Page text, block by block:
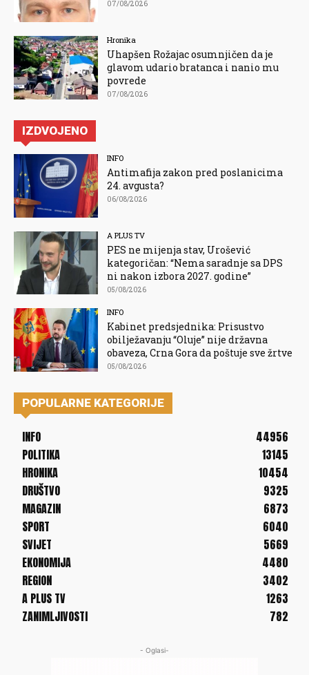
07/08/2026
Hronika
Uhapšen Rožajac osumnjičen da je
glavom udario bratanca i nanio mu
povrede
07/08/2026
IZDVOJENO
INFO
Antimafija zakon pred poslanicima
24. avgusta?
06/08/2026
A PLUS TV
PES ne mijenja stav, Urošević
kategoričan: “Nema saradnje sa DPS
ni nakon izbora 2027. godine”
05/08/2026
INFO
Kabinet predsjednika: Prisustvo
obilježavanju “Oluje” nije državna
obaveza, Crna Gora da poštuje sve žrtve
05/08/2026
POPULARNE KATEGORIJE
INFO
44956
POLITIKA
13145
HRONIKA
10454
DRUŠTVO
9325
MAGAZIN
6873
SPORT
6040
SVIJET
5669
EKONOMIJA
4480
REGION
3402
A PLUS TV
1263
ZANIMLJIVOSTI
782
- Oglasi-